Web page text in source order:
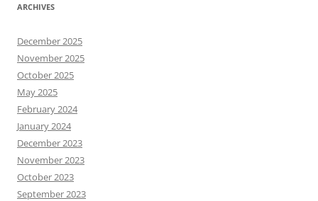
ARCHIVES
December 2025
November 2025
October 2025
May 2025
February 2024
January 2024
December 2023
November 2023
October 2023
September 2023